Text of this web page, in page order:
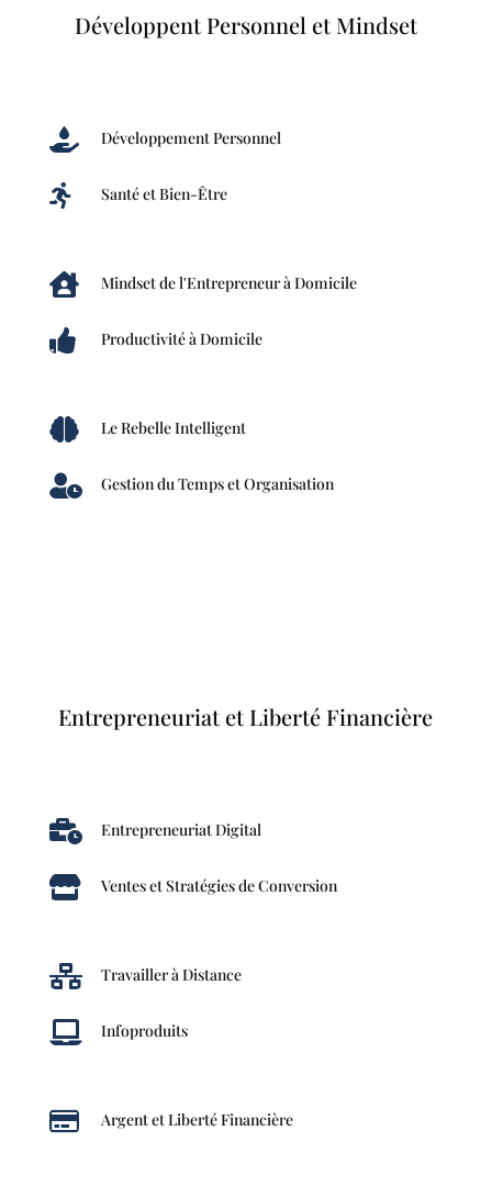
Développent Personnel et Mindset
 Développement Personnel
 Santé et Bien-Être
 Mindset de l'Entrepreneur à Domicile
 Productivité à Domicile
 Le Rebelle Intelligent
 Gestion du Temps et Organisation
Entrepreneuriat et Liberté Financière
 Entrepreneuriat Digital
 Ventes et Stratégies de Conversion
 Travailler à Distance
 Infoproduits
 Argent et Liberté Financière